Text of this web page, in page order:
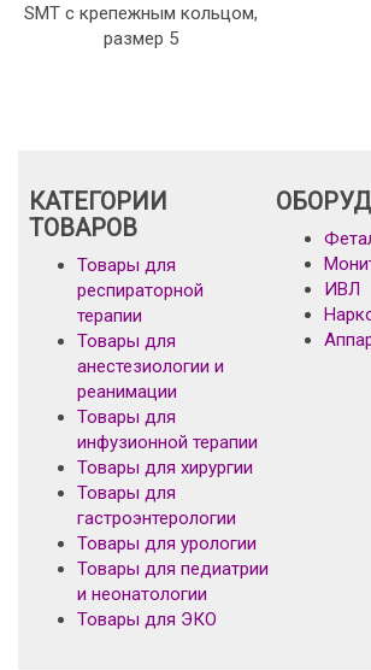
SMT с крепежным кольцом,
размер 5
КАТЕГОРИИ
ТОВАРОВ
Товары для
респираторной
терапии
Товары для
анестезиологии и
реанимации
Товары для
инфузионной терапии
Товары для хирургии
Товары для
гастроэнтерологии
Товары для урологии
Товары для педиатрии
и неонатологии
Товары для ЭКО
ИВЛ